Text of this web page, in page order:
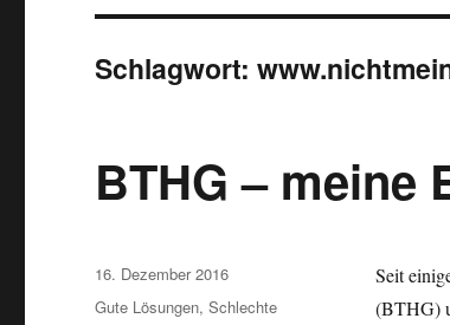
Schlagwort:
BTHG – meine
Seit
(BTHG)
Veröffentlicht
am
16. Dezember 2016
Kategorien
Gute Lösungen,Schlechte